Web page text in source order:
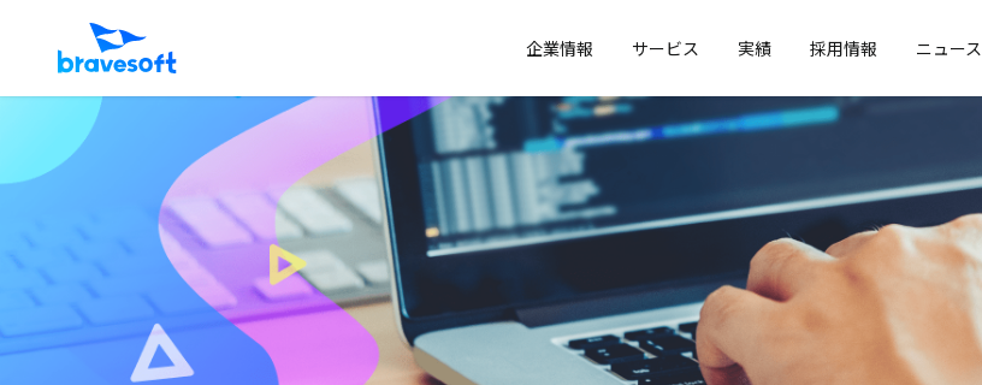
企業情報 サービス 実績 採用情報 ニュース